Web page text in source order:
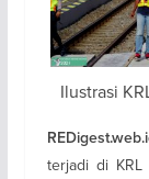
Ilustrasi
terjadi di KRL